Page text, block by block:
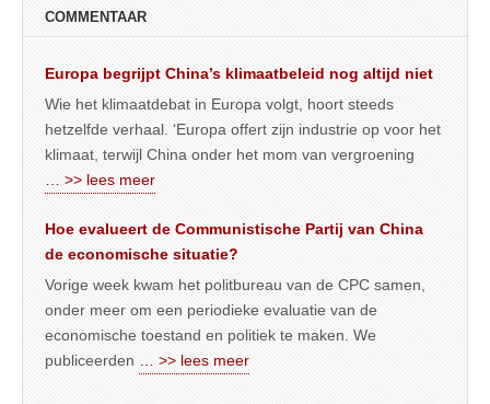
COMMENTAAR
Europa begrijpt China’s klimaatbeleid nog altijd niet
Wie het klimaatdebat in Europa volgt, hoort steeds
hetzelfde verhaal. ‘Europa offert zijn industrie op voor het
klimaat, terwijl China onder het mom van vergroening
… >> lees meer
Hoe evalueert de Communistische Partij van China
de economische situatie?
Vorige week kwam het politbureau van de CPC samen,
onder meer om een periodieke evaluatie van de
economische toestand en politiek te maken. We
publiceerden
… >> lees meer